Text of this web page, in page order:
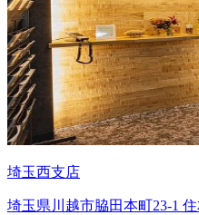
埼玉西支店
埼玉県川越市脇田本町23-1